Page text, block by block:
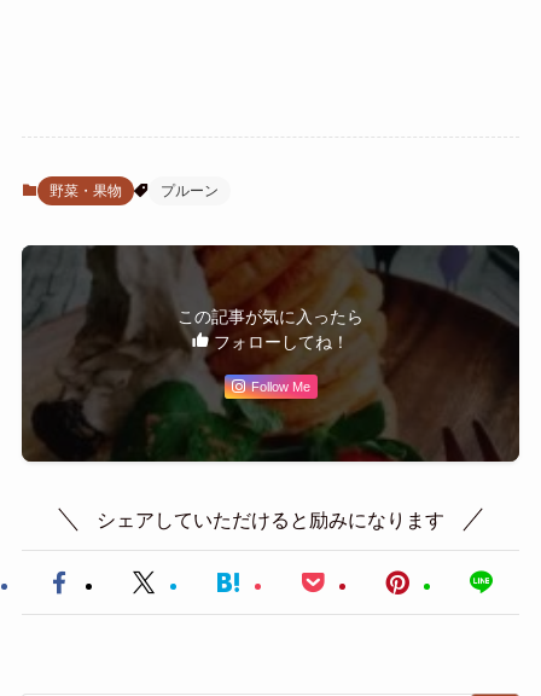
野菜・果物 プルーン
この記事が気に入ったら
フォローしてね！
Follow Me
シェアしていただけると励みになります